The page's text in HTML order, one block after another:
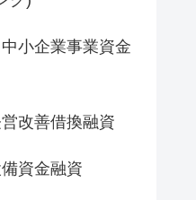
小企業事業資金
改善借換融資
資金融資